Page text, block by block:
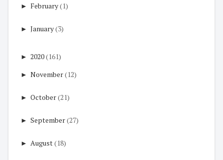
► February(1)
► January(3)
► 2020(161)
► November(12)
► October(21)
► September(27)
► August(18)